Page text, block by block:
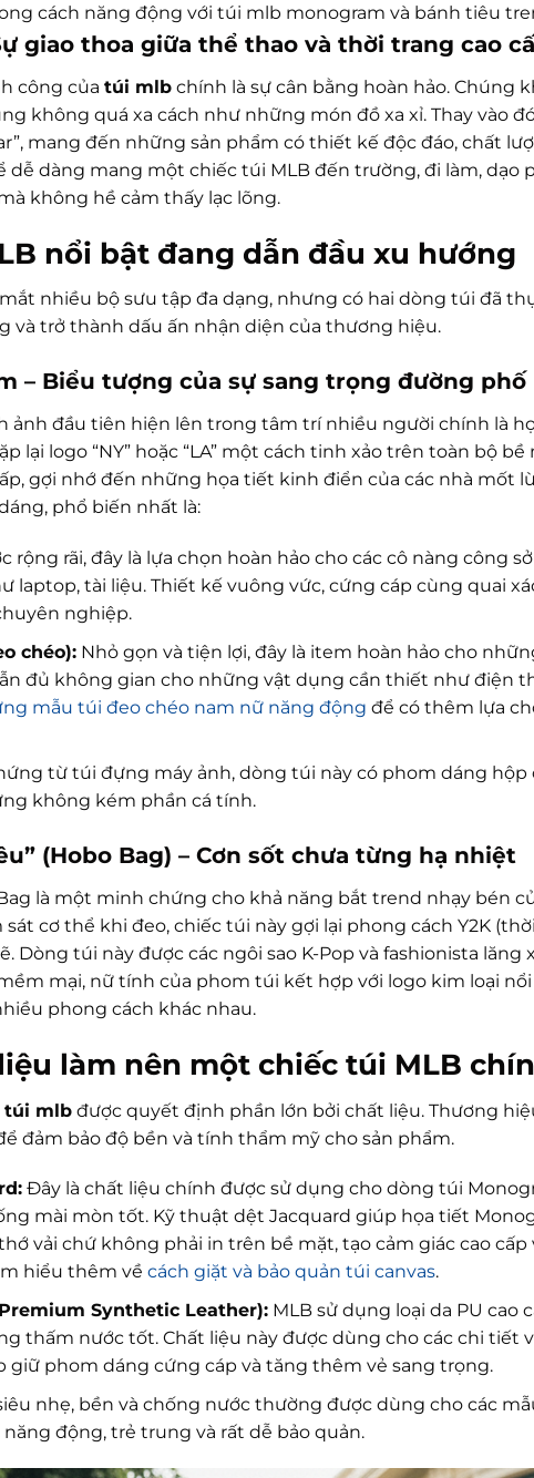
cách năng động với túi mlb monogram và bánh tiêu
giao thoa giữa thể thao và thời trang cao
công của túi mlb chính là sự cân bằng hoàn hảo. Chúng
không quá xa cách như những món đồ xa xỉ. Thay vào
mang đến những sản phẩm có thiết kế độc đáo, chất
dễ dàng mang một chiếc túi MLB đến trường, đi làm, dạo
không hề cảm thấy lạc lõng.
nổi bật đang dẫn đầu xu hướng
nhiều bộ sưu tập đa dạng, nhưng có hai dòng túi đã
và trở thành dấu ấn nhận diện của thương hiệu.
– Biểu tượng của sự sang trọng đường phố
ảnh đầu tiên hiện lên trong tâm trí nhiều người chính là
lại logo “NY” hoặc “LA” một cách tinh xảo trên toàn bộ
gợi nhớ đến những họa tiết kinh điển của các nhà mốt
phổ biến nhất là:
rộng rãi, đây là lựa chọn hoàn hảo cho các cô nàng công
laptop, tài liệu. Thiết kế vuông vức, cứng cáp cùng quai
nghiệp.
chéo):Nhỏ gọn và tiện lợi, đây là item hoàn hảo cho
đủ không gian cho những vật dụng cần thiết như điện
mẫu túi đeo chéo nam nữ năng động để có thêm lựa
từ túi đựng máy ảnh, dòng túi này có phom dáng
không kém phần cá tính.
(Hobo Bag) – Cơn sốt chưa từng hạ nhiệt
là một minh chứng cho khả năng bắt trend nhạy bén
cơ thể khi đeo, chiếc túi này gợi lại phong cách Y2K
Dòng túi này được các ngôi sao K-Pop và fashionista
mại, nữ tính của phom túi kết hợp với logo kim loại
phong cách khác nhau.
làm nên một chiếc túi MLB
túi mlb được quyết định phần lớn bởi chất liệu. Thương
đảm bảo độ bền và tính thẩm mỹ cho sản phẩm.
Đây là chất liệu chính được sử dụng cho dòng túi
mài mòn tốt. Kỹ thuật dệt Jacquard giúp họa tiết
vải chứ không phải in trên bề mặt, tạo cảm giác cao
hiểu thêm về cách giặt và bảo quản túi canvas.
Synthetic Leather):MLB sử dụng loại da PU cao
thấm nước tốt. Chất liệu này được dùng cho các chi tiết
giữ phom dáng cứng cáp và tăng thêm vẻ sang trọng.
nhẹ, bền và chống nước thường được dùng cho các
năng động, trẻ trung và rất dễ bảo quản.